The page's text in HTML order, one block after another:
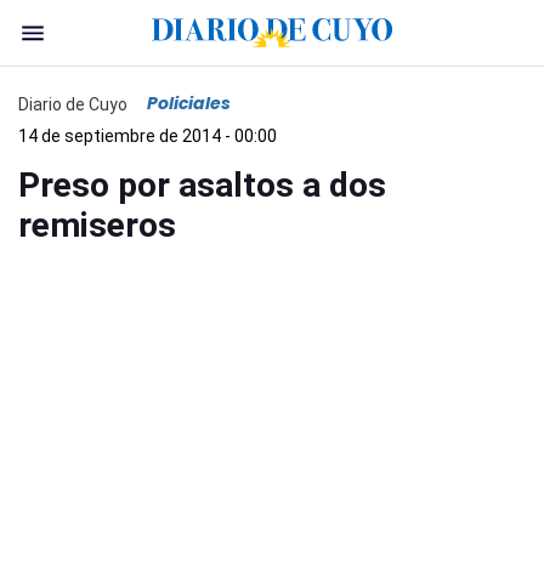
Diario de Cuyo Policiales
14 de septiembre de 2014 - 00:00
Preso por asaltos a dos
remiseros